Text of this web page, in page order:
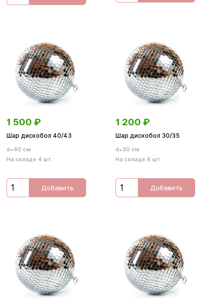
1 500 ₽
Шар дискобол 40/43
d=40 см
На складе 4 шт.
Добавить
1 200 ₽
Шар дискобол 30/35
d=30 см
На складе 6 шт.
Добавить